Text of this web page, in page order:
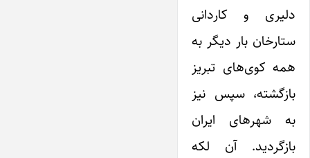
دلیری و کاردانی
ستارخان بار دیگر به
همه کوی‌های تبریز
بازگشته، سپس نیز
به شهرهای ایران
بازگردید. آن لکه